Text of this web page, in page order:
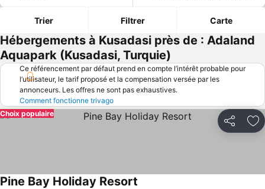
Trier Filtrer Carte
Hébergements à Kusadasi près de : Adaland
Aquapark (Kusadasi, Turquie)
Ce référencement par défaut prend en compte l’intérêt probable pour
l’utilisateur, le tarif proposé et la compensation versée par les
annonceurs. Les offres ne sont pas exhaustives.
Comment fonctionne trivago
Partager
Choix populaire
Pine Bay Holiday Resort